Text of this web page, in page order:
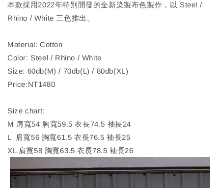
本款採用2022年特別開發的全新染製布色製作，以 Steel /
Rhino / White 三色推出。
Material: Cotton
Color: Steel / Rhino / White
Size: 60db(M) / 70db(L) / 80db(XL)
Price:NT1480
Size chart:
M 肩寬54 胸寬59.5 衣長74.5 袖長24
L 肩寬56 胸寬61.5 衣長76.5 袖長25
XL 肩寬58 胸寬63.5 衣長78.5 袖長26